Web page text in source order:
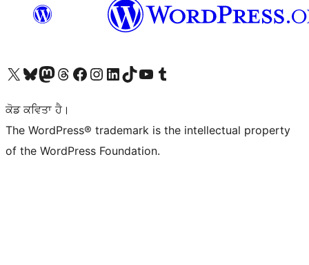
Visit our X (formerly Twitter) account
Visit our Bluesky account
Visit our Mastodon account
Visit our Threads account
Visit our Facebook page
Visit our Instagram account
Visit our LinkedIn account
Visit our TikTok account
Visit our YouTube channel
Visit our Tumblr account
ਕੋਡ ਕਵਿਤਾ ਹੈ।
The WordPress® trademark is the intellectual property
of the WordPress Foundation.